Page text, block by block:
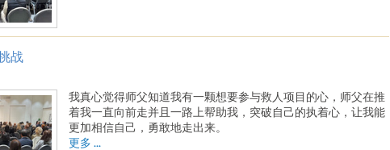
战
我真心觉得师父知道我有一颗想要参与救人项目的心，师父在推
着我一直向前走并且一路上帮助我，突破自己的执着心，让我能
更加相信自己，勇敢地走出来。
更多 ...